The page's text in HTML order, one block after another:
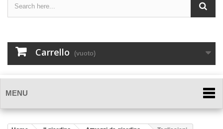
Carrello (vuoto)
MENU